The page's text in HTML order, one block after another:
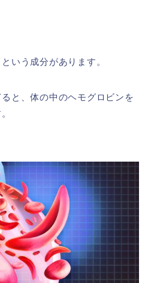
いう成分があります。
と、体の中のヘモグロビンを